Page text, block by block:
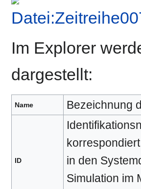
Im Explorer
dargestellt:
Name Bezeichnung
ID
in den
Simulation im